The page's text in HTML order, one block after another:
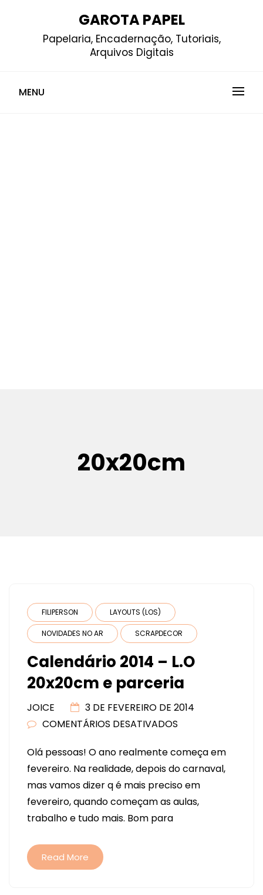
GAROTA PAPEL
Papelaria, Encadernação, Tutoriais,
Arquivos Digitais
MENU
20x20cm
FILIPERSON LAYOUTS (LOS)
NOVIDADES NO AR SCRAPDECOR
Calendário 2014 – L.O
20x20cm e parceria
JOICE
3 DE FEVEREIRO DE 2014
COMENTÁRIOS DESATIVADOS
2014
–
L.O
20X20CM
Olá pessoas! O ano realmente começa em
fevereiro. Na realidade, depois do carnaval,
mas vamos dizer q é mais preciso em
fevereiro, quando começam as aulas,
trabalho e tudo mais. Bom para
Read More